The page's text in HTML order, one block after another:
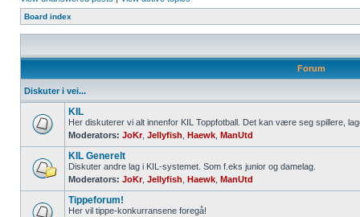
Board index
Forum
Diskuter i vei...
KIL
Her diskuterer vi alt innenfor KIL Toppfotball. Det kan være seg spillere,
Moderators: JoKr, Jellyfish Haewk ManUtd
KIL Generelt
Diskuter andre lag i KIL-systemet. Som f.eks junior og damelag.
Moderators: JoKr, Jellyfish Haewk ManUtd
Tippeforum!
Her vil tippe-konkurransene foregå!